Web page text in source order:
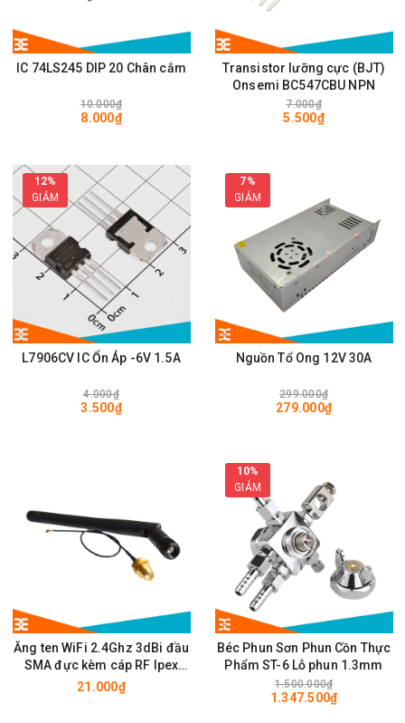
IC 74LS245 DIP 20 Chân cắm
10.000₫
8.000₫
Transistor lưỡng cực (BJT)
Onsemi BC547CBU NPN
7.000₫
5.500₫
12%
GIẢM
L7906CV IC Ổn Áp -6V 1.5A
4.000₫
3.500₫
7%
GIẢM
Nguồn Tổ Ong 12V 30A
299.000₫
279.000₫
Ăng ten WiFi 2.4Ghz 3dBi đầu
SMA đực kèm cáp RF Ipex
10cm
21.000₫
10%
GIẢM
Béc Phun Sơn Phun Cồn Thực
Phẩm ST-6 Lỗ phun 1.3mm
1.500.000₫
1.347.500₫